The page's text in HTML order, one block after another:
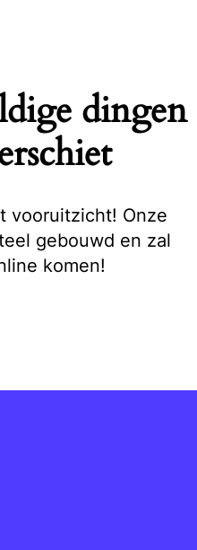
dingen
vooruitzicht! Onze
gebouwd en zal
komen!